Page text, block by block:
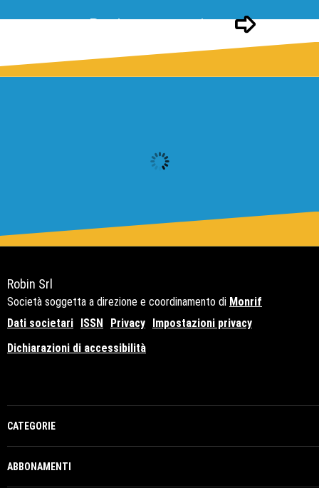
Pagina successivo
Robin Srl
Società soggetta a direzione e coordinamento di Monrif
Dati societari ISSN Privacy Impostazioni privacy
Dichiarazioni di accessibilità
CATEGORIE
ABBONAMENTI